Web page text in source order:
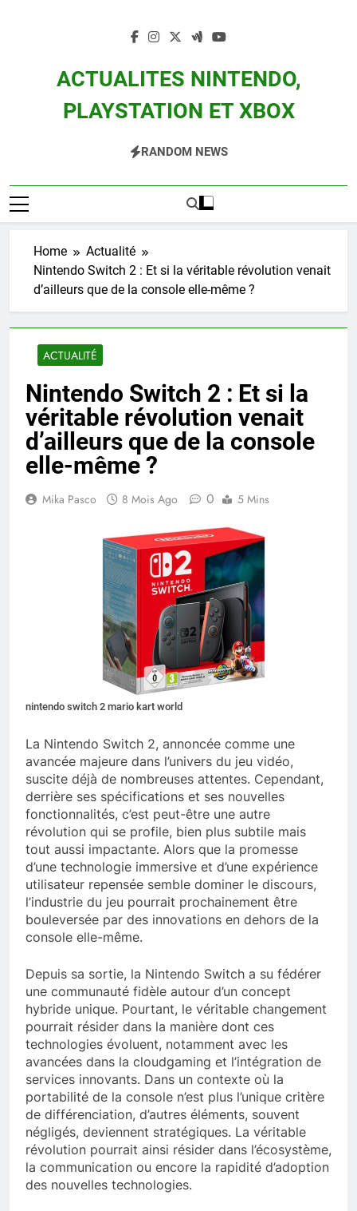
ACTUALITES NINTENDO,
PLAYSTATION ET XBOX
Zelda, Splatoon, Pokemon Entre Autres
RANDOM NEWS
Home
Actualité
Nintendo Switch 2 : Et si la véritable révolution venait
d’ailleurs que de la console elle-même ?
ACTUALITÉ
Nintendo Switch 2 : Et si la
véritable révolution venait
d’ailleurs que de la console
elle-même ?
Mika Pasco 8 Mois Ago 0 5 Mins
nintendo switch 2 mario kart world
La Nintendo Switch 2, annoncée comme une
avancée majeure dans l’univers du jeu vidéo,
suscite déjà de nombreuses attentes. Cependant,
derrière ses spécifications et ses nouvelles
fonctionnalités, c’est peut-être une autre
révolution qui se profile, bien plus subtile mais
tout aussi impactante. Alors que la promesse
d’une technologie immersive et d’une expérience
utilisateur repensée semble dominer le discours,
l’industrie du jeu pourrait prochainement être
bouleversée par des innovations en dehors de la
console elle-même.
Depuis sa sortie, la Nintendo Switch a su fédérer
une communauté fidèle autour d’un concept
hybride unique. Pourtant, le véritable changement
pourrait résider dans la manière dont ces
technologies évoluent, notamment avec les
avancées dans la cloudgaming et l’intégration de
services innovants. Dans un contexte où la
portabilité de la console n’est plus l’unique critère
de différenciation, d’autres éléments, souvent
négligés, deviennent stratégiques. La véritable
révolution pourrait ainsi résider dans l’écosystème,
la communication ou encore la rapidité d’adoption
des nouvelles technologies.